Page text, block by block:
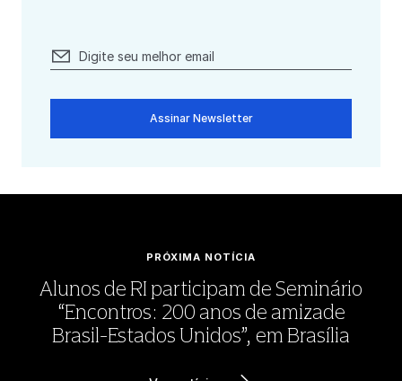
Assinar Newsletter
PRÓXIMA NOTÍCIA
Alunos de RI participam de Seminário
“Encontros: 200 anos de amizade
Brasil-Estados Unidos”, em Brasília